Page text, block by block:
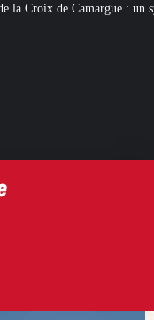
un signe d’appartenance